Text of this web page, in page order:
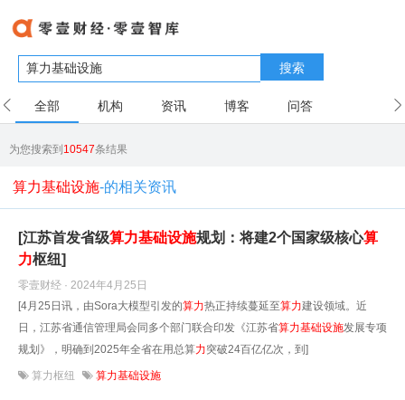
搜索
全部 机构 资讯 博客 问答
为您搜索到10547条结果
算力基础设施-的相关资讯
[江苏首发省级算力基础设施规划：将建2个国家级核心算
力枢纽]
零壹财经 · 2024年4月25日
[4月25日讯，由Sora大模型引发的算力热正持续蔓延至算力建设领域。近
日，江苏省通信管理局会同多个部门联合印发《江苏省算力基础设施发展专项
规划》，明确到2025年全省在用总算力突破24百亿亿次，到]
算力枢纽 算力基础设施